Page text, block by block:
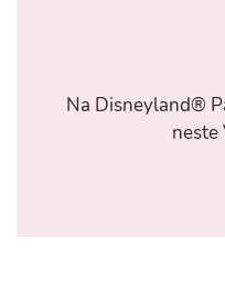
Na Disneyland®
neste